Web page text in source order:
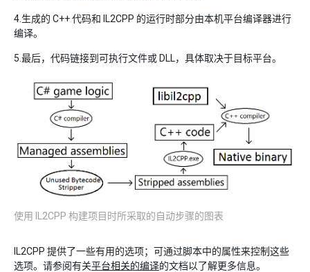
4.生成的 C++ 代码和 IL2CPP 的运行时部分由本机平台编译器进行
编译。
5.最后，代码链接到可执行文件或 DLL，具体取决于目标平台。
使用 IL2CPP 构建项目时所采取的自动步骤的图表
IL2CPP 提供了一些有用的选项；可通过脚本中的属性来控制这些
选项。请参阅有关平台相关的编译的文档以了解更多信息。